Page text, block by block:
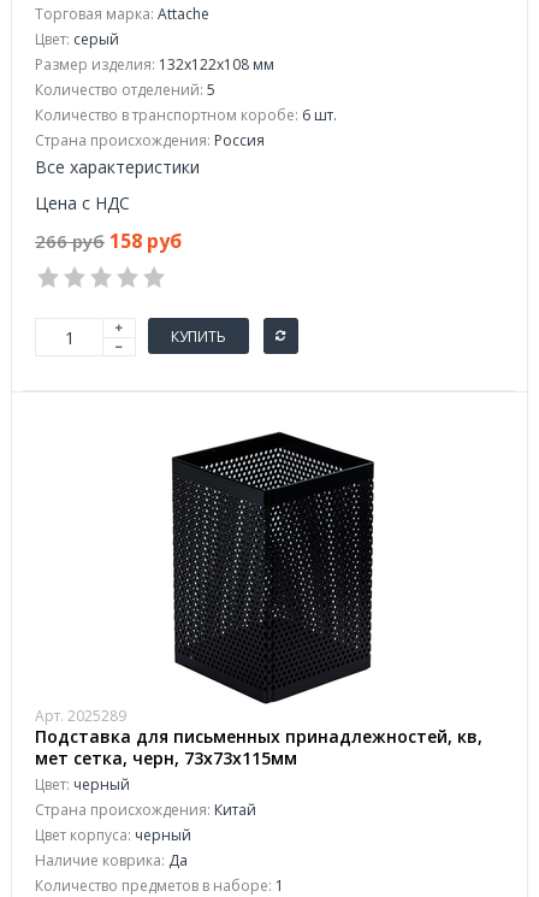
Торговая марка: Attache
Цвет: серый
Размер изделия: 132x122x108 мм
Количество отделений: 5
Количество в транспортном коробе: 6 шт.
Страна происхождения: Россия
Все характеристики
Цена с НДС
266 руб 158 руб
КУПИТЬ
Арт. 2025289
Подставка для письменных принадлежностей, кв,
мет сетка, черн, 73x73x115мм
Цвет: черный
Страна происхождения: Китай
Цвет корпуса: черный
Наличие коврика: Да
Количество предметов в наборе: 1